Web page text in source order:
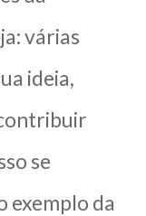
várias
ideia,
se
exemplo da